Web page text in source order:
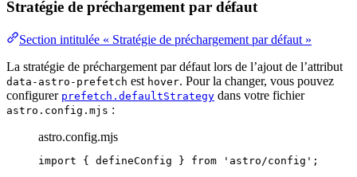
Stratégie de préchargement par défaut
Section intitulée « Stratégie de préchargement par défaut »
La stratégie de préchargement par défaut lors de l’ajout de l’attribut
data-astro-prefetch est hover. Pour la changer, vous pouvez
configurer prefetch.defaultStrategy dans votre fichier
astro.config.mjs :
astro.config.mjs
import { defineConfig } from ' astro/config ' ;